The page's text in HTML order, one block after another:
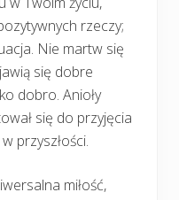
rzeczy;
Nie martw się
się dobre
dobro. Anioły
się do przyjęcia
przyszłości.
miłość,